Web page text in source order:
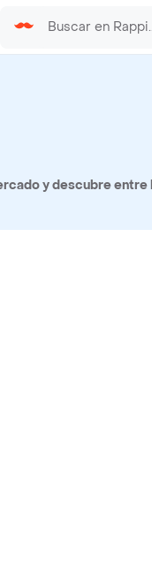
y descubre